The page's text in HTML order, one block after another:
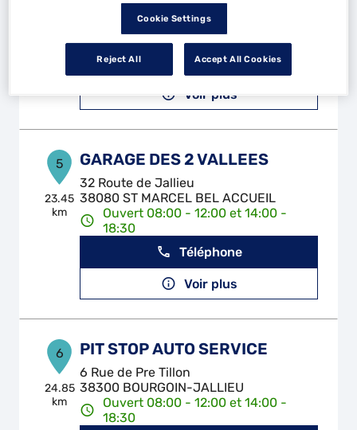
01300 CHAZEY BONS
Ouvert 08:00 - 12:00 et 14:00 -
19:00
Téléphone
Voir plus
5
23.45
km
GARAGE DES 2 VALLEES
32 Route de Jallieu
38080 ST MARCEL BEL ACCUEIL
Ouvert 08:00 - 12:00 et 14:00 -
18:30
Téléphone
Voir plus
6
24.85
km
PIT STOP AUTO SERVICE
6 Rue de Pre Tillon
38300 BOURGOIN-JALLIEU
Ouvert 08:00 - 12:00 et 14:00 -
18:30
Cookie Settings
Reject All Accept All Cookies